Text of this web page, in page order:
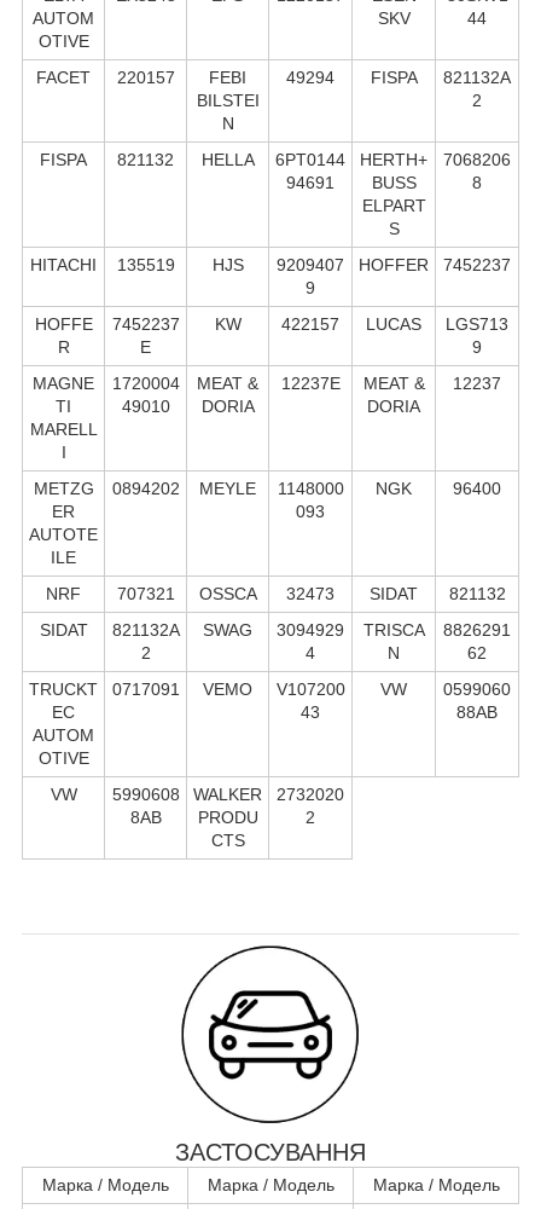
AUTOM
OTIVE
SKV
44
FACET 220157
FEBI
BILSTEI
N
49294 FISPA
821132A
2
FISPA 821132 HELLA
6PT0144
94691
HERTH+
BUSS
ELPART
S
7068206
8
HITACHI 135519 HJS
9209407
9
HOFFER 7452237
HOFFE
R
7452237
E
KW 422157 LUCAS
LGS713
9
MAGNE
TI
MARELL
I
1720004
49010
MEAT &
DORIA
12237E
MEAT &
DORIA
12237
METZG
ER
AUTOTE
ILE
0894202 MEYLE
1148000
093
NGK 96400
NRF 707321 OSSCA 32473 SIDAT
821132
SIDAT
821132A
2
SWAG
3094929
4
TRISCA
N
8826291
62
TRUCKT
EC
AUTOM
OTIVE
0717091 VEMO
V107200
43
VW
0599060
88AB
VW
5990608
8AB
WALKER
PRODU
CTS
2732020
2
ЗАСТОСУВАННЯ
Марка / Модель Марка / Модель Марка / Модель